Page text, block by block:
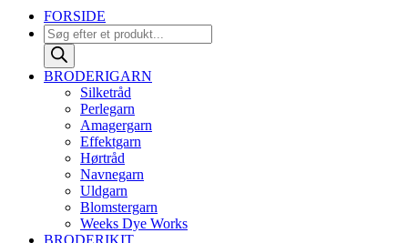
FORSIDE
Products
search
BRODERIGARN
Silketråd
Perlegarn
Amagergarn
Effektgarn
Hørtråd
Navnegarn
Uldgarn
Blomstergarn
Weeks Dye Works
BRODERIKIT